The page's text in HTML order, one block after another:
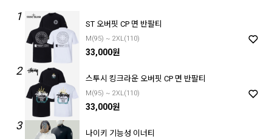
1
ST 오버핏 CP 면 반팔티
M(95) ~ 2XL(110)
33,000원
2
스투시 킹크라운 오버핏 CP 면 반팔티
M(95) ~ 2XL(110)
33,000원
3
나이키 기능성 이너티